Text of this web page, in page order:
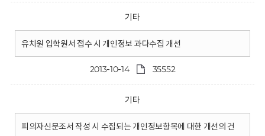
기타
유치원 입학원서 접수 시 개인정보 과다수집 개선
2013-10-14 35552
기타
피의자신문조서 작성 시 수집되는 개인정보항목에 대한 개선의 건